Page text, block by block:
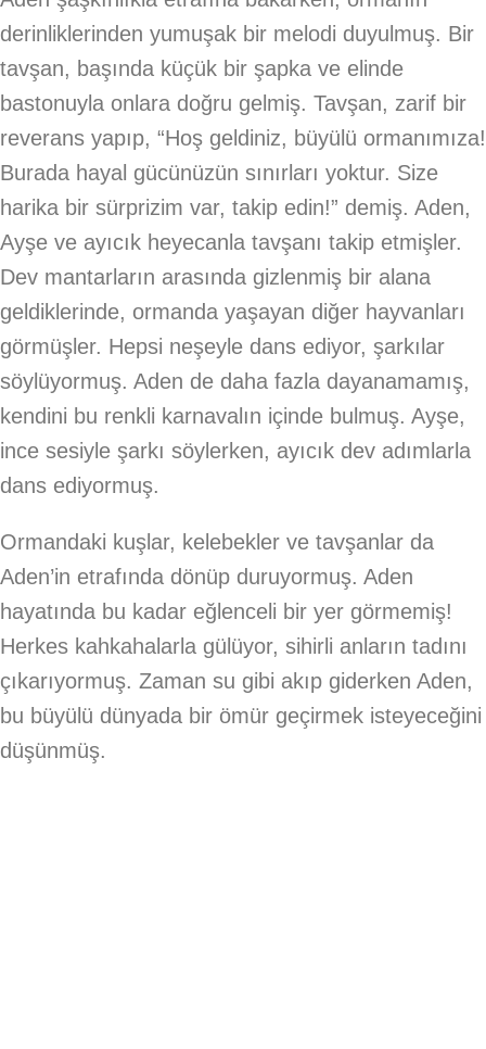
derinliklerinden yumuşak bir melodi duyulmuş. Bir
tavşan, başında küçük bir şapka ve elinde
bastonuyla onlara doğru gelmiş. Tavşan, zarif bir
reverans yapıp, “Hoş geldiniz, büyülü ormanımıza!
Burada hayal gücünüzün sınırları yoktur. Size
harika bir sürprizim var, takip edin!” demiş. Aden,
Ayşe ve ayıcık heyecanla tavşanı takip etmişler.
Dev mantarların arasında gizlenmiş bir alana
geldiklerinde, ormanda yaşayan diğer hayvanları
görmüşler. Hepsi neşeyle dans ediyor, şarkılar
söylüyormuş. Aden de daha fazla dayanamamış,
kendini bu renkli karnavalın içinde bulmuş. Ayşe,
ince sesiyle şarkı söylerken, ayıcık dev adımlarla
dans ediyormuş.
Ormandaki kuşlar, kelebekler ve tavşanlar da
Aden’in etrafında dönüp duruyormuş. Aden
hayatında bu kadar eğlenceli bir yer görmemiş!
Herkes kahkahalarla gülüyor, sihirli anların tadını
çıkarıyormuş. Zaman su gibi akıp giderken Aden,
bu büyülü dünyada bir ömür geçirmek isteyeceğini
düşünmüş.